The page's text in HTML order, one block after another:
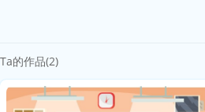
Ta的作品(2)